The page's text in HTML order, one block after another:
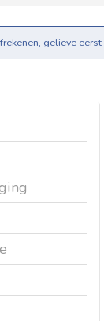
gelieve eerst